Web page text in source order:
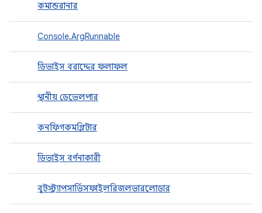
কমান্ডরানার
Console.ArgRunnable
ডিভাইস বরাদ্দের ফলাফল
স্থানীয় ডেভেলপার
কনফিগকমপ্লিটার
ডিভাইস বর্ণনাকারী
বুটস্ট্র্যাপসার্ভিসফাইলরিজলভারলোডার